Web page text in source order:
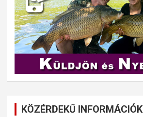
KÖZÉRDEKŰ INFORMÁCIÓK